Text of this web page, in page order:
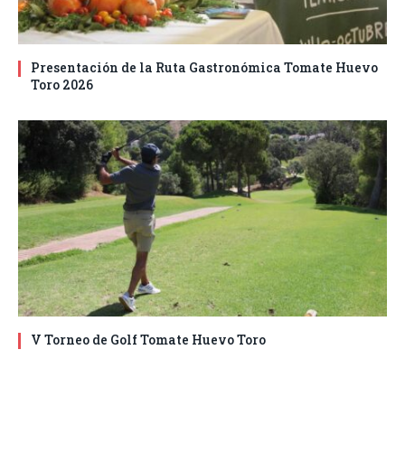
Presentación de la Ruta Gastronómica Tomate Huevo
Toro 2026
V Torneo de Golf Tomate Huevo Toro